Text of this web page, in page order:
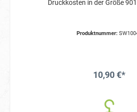
Druckkosten in der Größe
Produktnummer:
10,90 €*